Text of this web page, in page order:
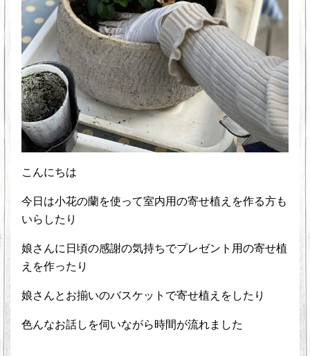
こんにちは
今日は小花の蘭を使って室内用の寄せ植えを作る方も
いらしたり
娘さんに日頃の感謝の気持ちでプレゼント用の寄せ植
えを作ったり
娘さんとお揃いのバスケットで寄せ植えをしたり
色んなお話しを伺いながら時間が流れました